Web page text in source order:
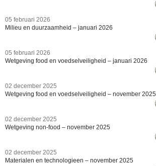
05 februari 2026
Milieu en duurzaamheid – januari 2026
05 februari 2026
Wetgeving food en voedselveiligheid – januari 2026
02 december 2025
Wetgeving food en voedselveiligheid – november 2025
02 december 2025
Wetgeving non-food – november 2025
02 december 2025
Materialen en technologieen – november 2025